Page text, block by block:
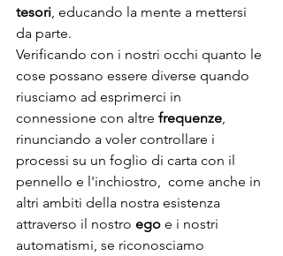
tesori , educando la mente a mettersi
da parte.
Verificando con i nostri occhi quanto le
cose possano essere diverse quando
riusciamo ad esprimerci in
connessione con altre frequenze
rinunciando a voler controllare i
processi su un foglio di carta con il
pennello e l'inchiostro,  come anche in
altri ambiti della nostra esistenza
attraverso il nostro ego e i nostri
automatismi, se riconosciamo